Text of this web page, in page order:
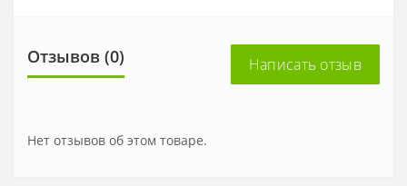
Отзывов (0) Написать отзыв
Нет отзывов об этом товаре.